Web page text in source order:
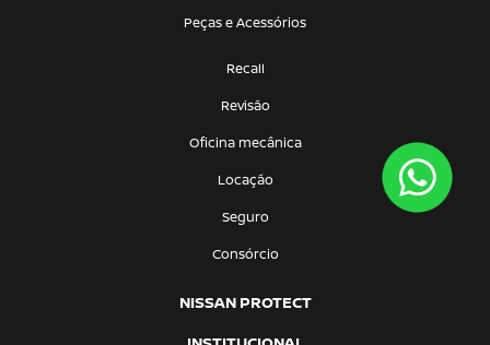
Peças e Acessórios
Recall
Revisão
Oficina mecânica
Locação
Seguro
Consórcio
NISSAN PROTECT